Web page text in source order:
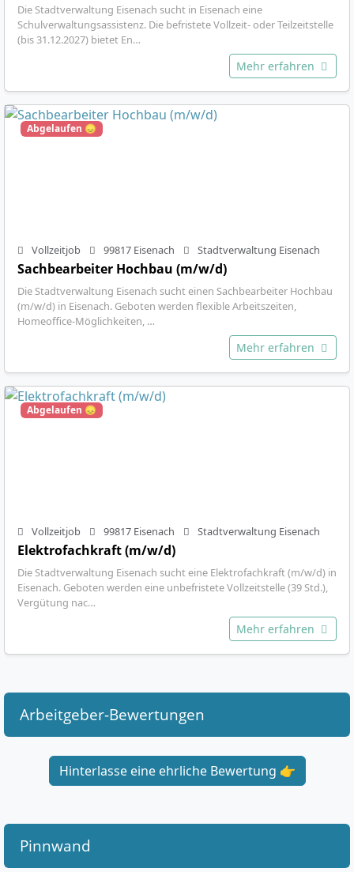
Die Stadtverwaltung Eisenach sucht in Eisenach eine
Schulverwaltungsassistenz. Die befristete Vollzeit- oder Teilzeitstelle
(bis 31.12.2027) bietet En…
Mehr erfahren
Abgelaufen 😞
Vollzeitjob 99817 Eisenach Stadtverwaltung Eisenach
Sachbearbeiter Hochbau (m/w/d)
Die Stadtverwaltung Eisenach sucht einen Sachbearbeiter Hochbau
(m/w/d) in Eisenach. Geboten werden flexible Arbeitszeiten,
Homeoffice-Möglichkeiten, …
Mehr erfahren
Abgelaufen 😞
Vollzeitjob 99817 Eisenach Stadtverwaltung Eisenach
Elektrofachkraft (m/w/d)
Die Stadtverwaltung Eisenach sucht eine Elektrofachkraft (m/w/d) in
Eisenach. Geboten werden eine unbefristete Vollzeitstelle (39 Std.),
Vergütung nac…
Mehr erfahren
Arbeitgeber-Bewertungen
Hinterlasse eine ehrliche Bewertung 👉
Pinnwand